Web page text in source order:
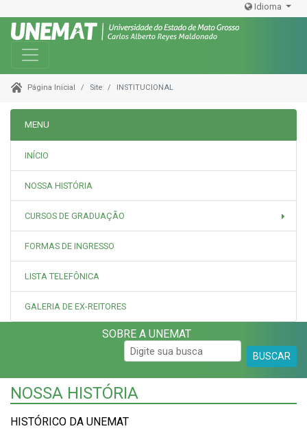
Idioma
Toggle navigation
Página Inicial Site INSTITUCIONAL
MENU
INÍCIO
NOSSA HISTÓRIA
CURSOS DE GRADUAÇÃO
FORMAS DE INGRESSO
LISTA TELEFÔNICA
GALERIA DE EX-REITORES
SOBRE A UNEMAT
BUSCAR
NOSSA HISTÓRIA
HISTÓRICO DA UNEMAT